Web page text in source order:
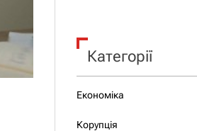
Категорії
Економіка
Корупція